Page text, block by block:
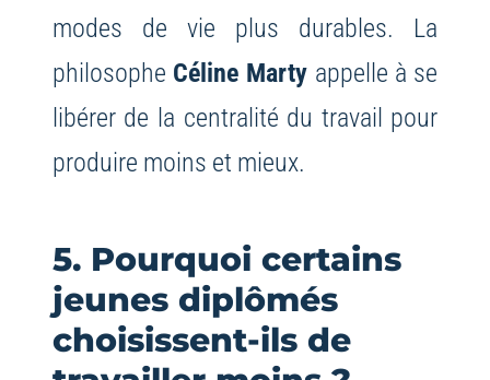
modes de vie plus durables. La
philosophe Céline Marty appelle à se
libérer de la centralité du travail pour
produire moins et mieux.
5. Pourquoi certains
jeunes diplômés
choisissent-ils de